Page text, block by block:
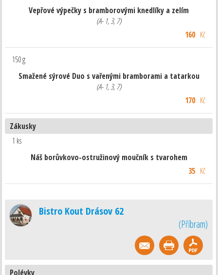
Vepřové výpečky s bramborovými knedlíky a zelím
(A- 1, 3, 7)
160Kč
150 g
Smažené sýrové Duo s vařenými bramborami a tatarkou
(A- 1, 3, 7)
170Kč
Zákusky
1 ks
Náš borůvkovo-ostružinový moučník s tvarohem
35 Kč
Bistro Kout Drásov 62
(Příbram)
Polévky